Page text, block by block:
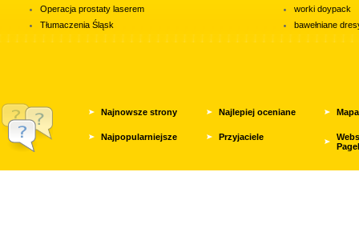
Operacja prostaty laserem
Tłumaczenia Śląsk
worki doypack
bawełniane
Najnowsze strony Najlepiej oceniane
Najpopularniejsze Przyjaciele